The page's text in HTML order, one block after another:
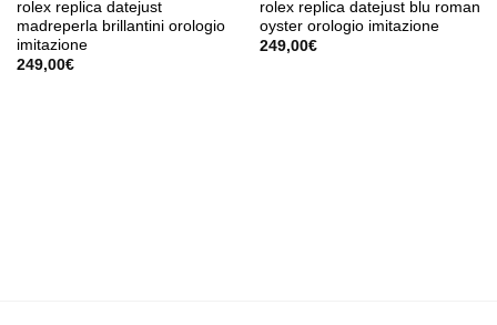
rolex replica datejust
madreperla brillantini orologio
imitazione
249,00€
rolex replica datejust blu roman
oyster orologio imitazione
249,00€